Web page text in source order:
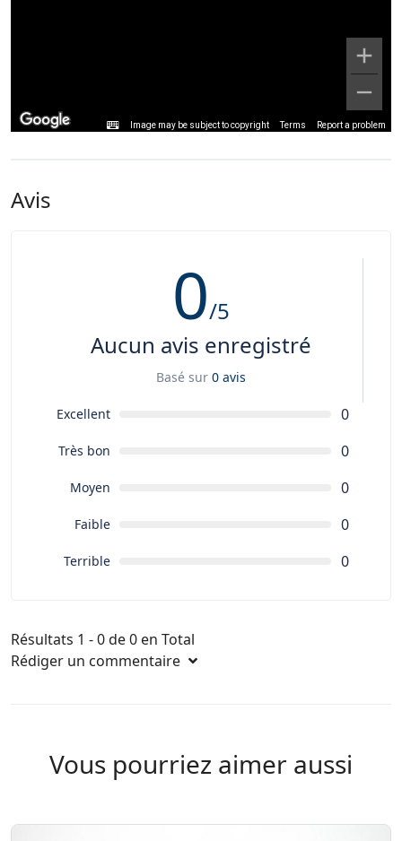
Image may be subject to copyright Terms Report a problem
Avis
0/5
Aucun avis enregistré
Basé sur 0 avis
Excellent 0
Très bon 0
Moyen 0
Faible 0
Terrible 0
Résultats 1 - 0 de 0 en Total
Rédiger un commentaire
Vous pourriez aimer aussi